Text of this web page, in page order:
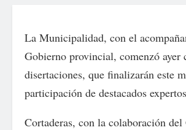
La Municipalidad, con el
Gobierno provincial, comenzó ayer
disertaciones, que finalizarán este
participación de destacados
Cortaderas, con la colaboración